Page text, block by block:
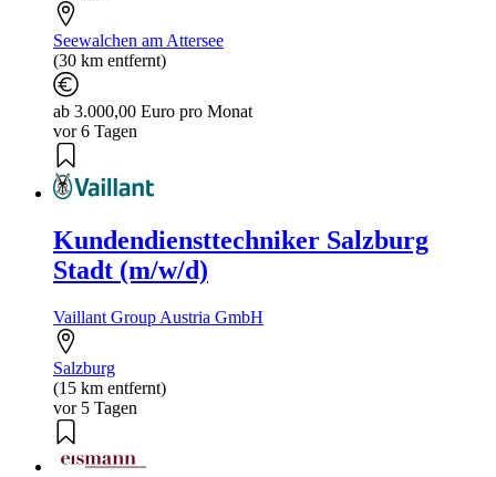
Seewalchen am Attersee
(30 km entfernt)
ab 3.000,00 Euro pro Monat
vor 6 Tagen
Kundendiensttechniker Salzburg
Stadt (m/w/d)
Vaillant Group Austria GmbH
Salzburg
(15 km entfernt)
vor 5 Tagen